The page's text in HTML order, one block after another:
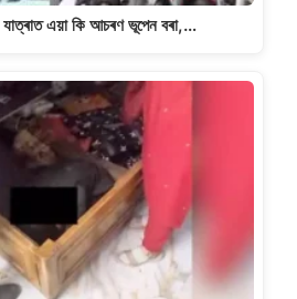
যাত্ৰাত এয়া কি আচৰণ ভূপেন বৰা,…